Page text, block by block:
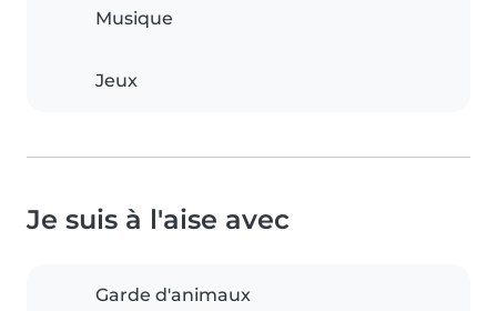
Musique
Jeux
Je suis à l'aise avec
Garde d'animaux